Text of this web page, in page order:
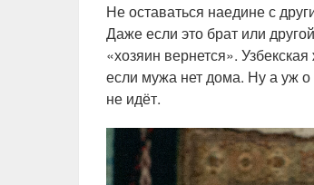
Не оставаться наедине с
Даже если это брат или
«хозяин вернется».
если мужа нет дома. Ну а уж о
не идёт.